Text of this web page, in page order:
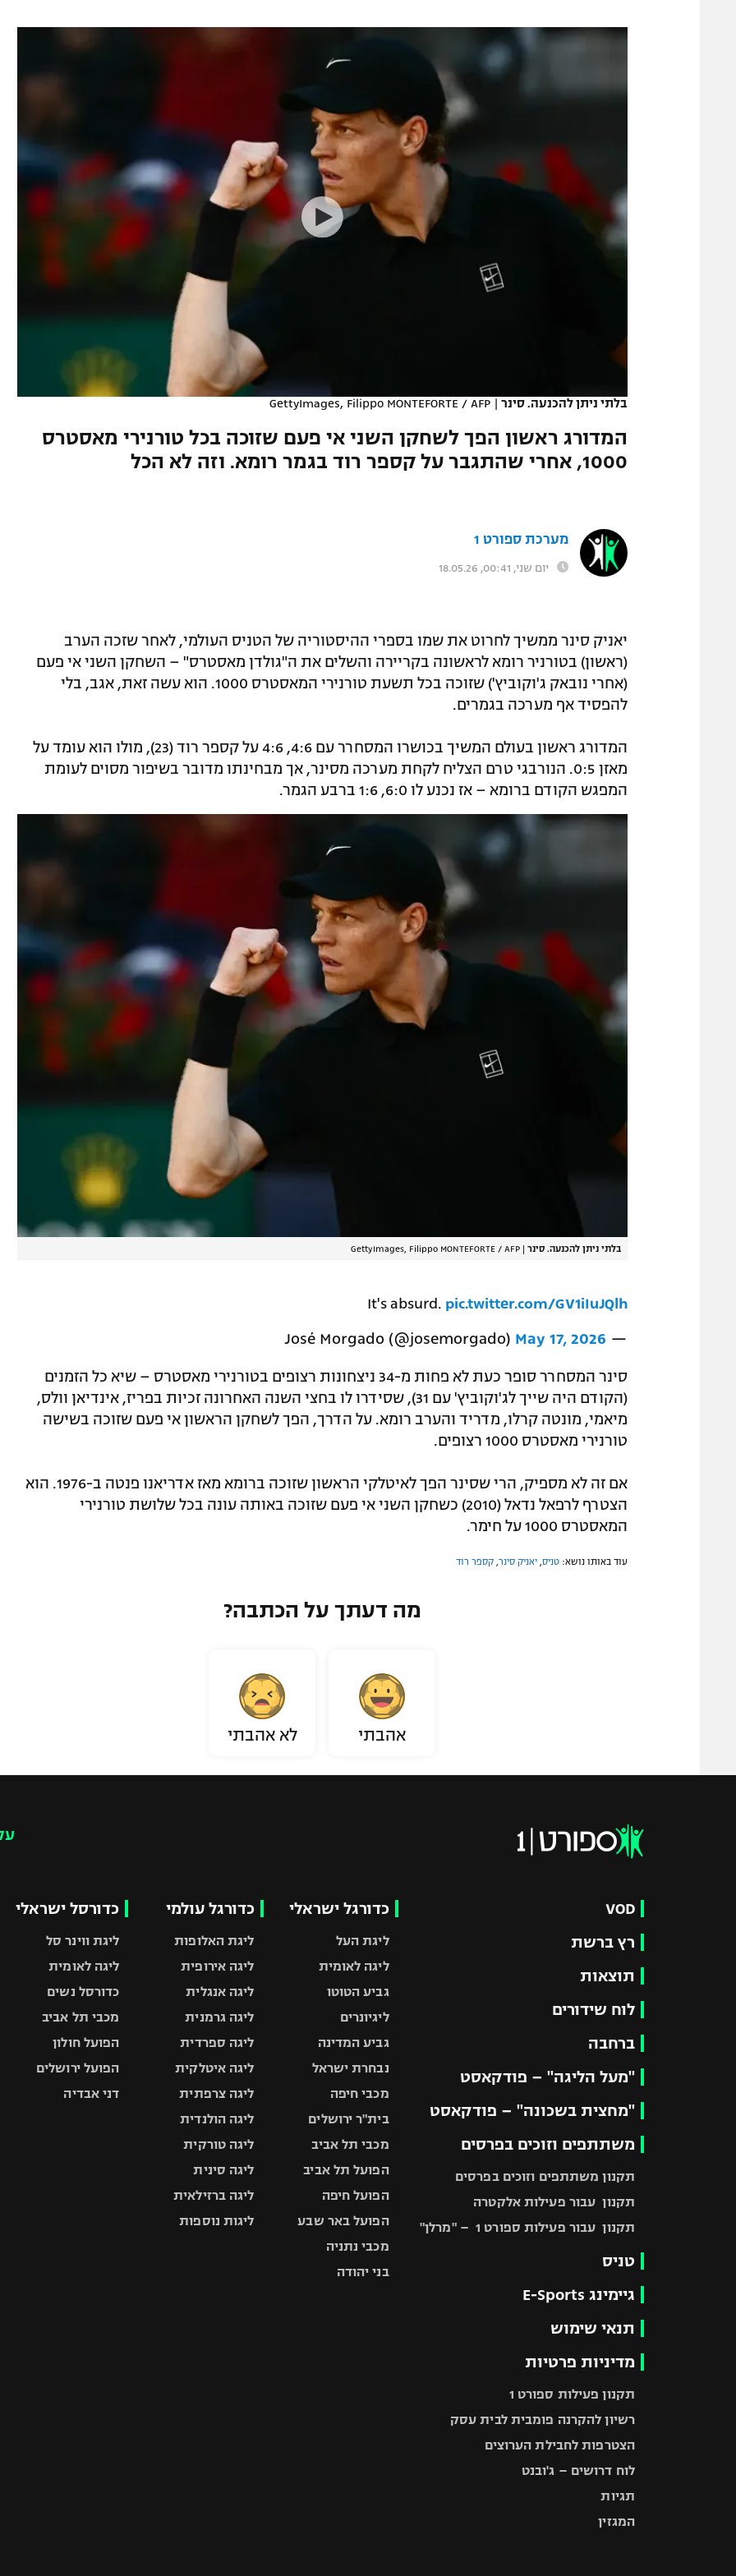
תקנון משתתפים וזוכים בפרסים
תנאי שימוש
מדיניות פרטיות
תקנון פעילות ספורט 1
רשיון להקרנה פומבית לבית עסק
הפועל תל אביב
בני יהודה
ליגה סינית
בלתי ניתן להכנעה. סינר |
GettyImages, Filippo MONTEFORTE / AFP
המדורג ראשון הפך לשחקן השני אי פעם שזוכה בכל טורנירי מאסטרס
1000, אחרי שהתגבר על קספר רוד בגמר רומא. וזה לא הכל
מערכת ספורט 1
יום שני, 00:41, 18.05.26
יאניק סינר ממשיך לחרוט את שמו בספרי ההיסטוריה של הטניס העולמי, לאחר שזכה הערב
(ראשון) בטורניר רומא לראשונה בקריירה והשלים את ה"גולדן מאסטרס" – השחקן השני אי פעם
(אחרי נובאק ג'וקוביץ') שזוכה בכל תשעת טורנירי המאסטרס 1000. הוא עשה זאת, אגב, בלי
להפסיד אף מערכה בגמרים.
המדורג ראשון בעולם המשיך בכושרו המסחרר עם 4:6, 4:6 על קספר רוד (23), מולו הוא עומד על
מאזן 0:5. הנורבגי טרם הצליח לקחת מערכה מסינר, אך מבחינתו מדובר בשיפור מסוים לעומת
המפגש הקודם ברומא – אז נכנע לו 6:0, 1:6 ברבע הגמר.
בלתי ניתן להכנעה. סינר GettyImages, Filippo MONTEFORTE / AFP
It's absurd. pic.twitter.com/GV1iIuJQlh
— José Morgado (@josemorgado)
May 17, 2026
סינר המסחרר סופר כעת לא פחות מ-34 ניצחונות רצופים בטורנירי מאסטרס – שיא כל הזמנים
(הקודם היה שייך לג'וקוביץ' עם 31), שסידרו לו בחצי השנה האחרונה זכיות בפריז, אינדיאן וולס,
מיאמי, מונטה קרלו, מדריד והערב רומא. על הדרך, הפך לשחקן הראשון אי פעם שזוכה בשישה
טורנירי מאסטרס 1000 רצופים.
אם זה לא מספיק, הרי שסינר הפך לאיטלקי הראשון שזוכה ברומא מאז אדריאנו פנטה ב-1976. הוא
הצטרף לרפאל נדאל (2010) כשחקן השני אי פעם שזוכה באותה עונה בכל שלושת טורנירי
המאסטרס 1000 על חימר.
עוד באותו נושא: טניס, יאניק סינר, קספר רוד
מה דעתך על הכתבה?
אהבתי לא אהבתי
VOD
רץ ברשת
תוצאות
לוח שידורים
ברחבה
"מעל הליגה" – פודקאסט
"מחצית בשכונה" – פודקאסט
משתתפים וזוכים בפרסים
תקנון משתתפים וזוכים בפרסים
תקנון עבור פעילות אלקטרה
תקנון עבור פעילות ספורט 1 – "מרלן"
טניס
גיימינג E-Sports
תנאי שימוש
מדיניות פרטיות
תקנון פעילות ספורט 1
רשיון להקרנה פומבית לבית עסק
הצטרפות לחבילת הערוצים
לוח דרושים – ג'ובנט
תגיות
המגזין
כדורגל ישראלי
ליגת העל
ליגה לאומית
גביע הטוטו
ליגיונרים
גביע המדינה
נבחרת ישראל
מכבי חיפה
בית"ר ירושלים
מכבי תל אביב
הפועל תל אביב
הפועל חיפה
הפועל באר שבע
מכבי נתניה
בני יהודה
כדורגל עולמי
ליגת האלופות
ליגה אירופית
ליגה אנגלית
ליגה גרמנית
ליגה ספרדית
ליגה איטלקית
ליגה צרפתית
ליגה הולנדית
ליגה טורקית
ליגה סינית
ליגה ברזילאית
ליגות נוספות
כדורסל ישראלי
ליגת ווינר סל
ליגה לאומית
כדורסל נשים
מכבי תל אביב
הפועל חולון
הפועל ירושלים
דני אבדיה